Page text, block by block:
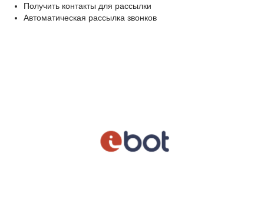
Получить контакты для рассылки
Автоматическая рассылка звонков